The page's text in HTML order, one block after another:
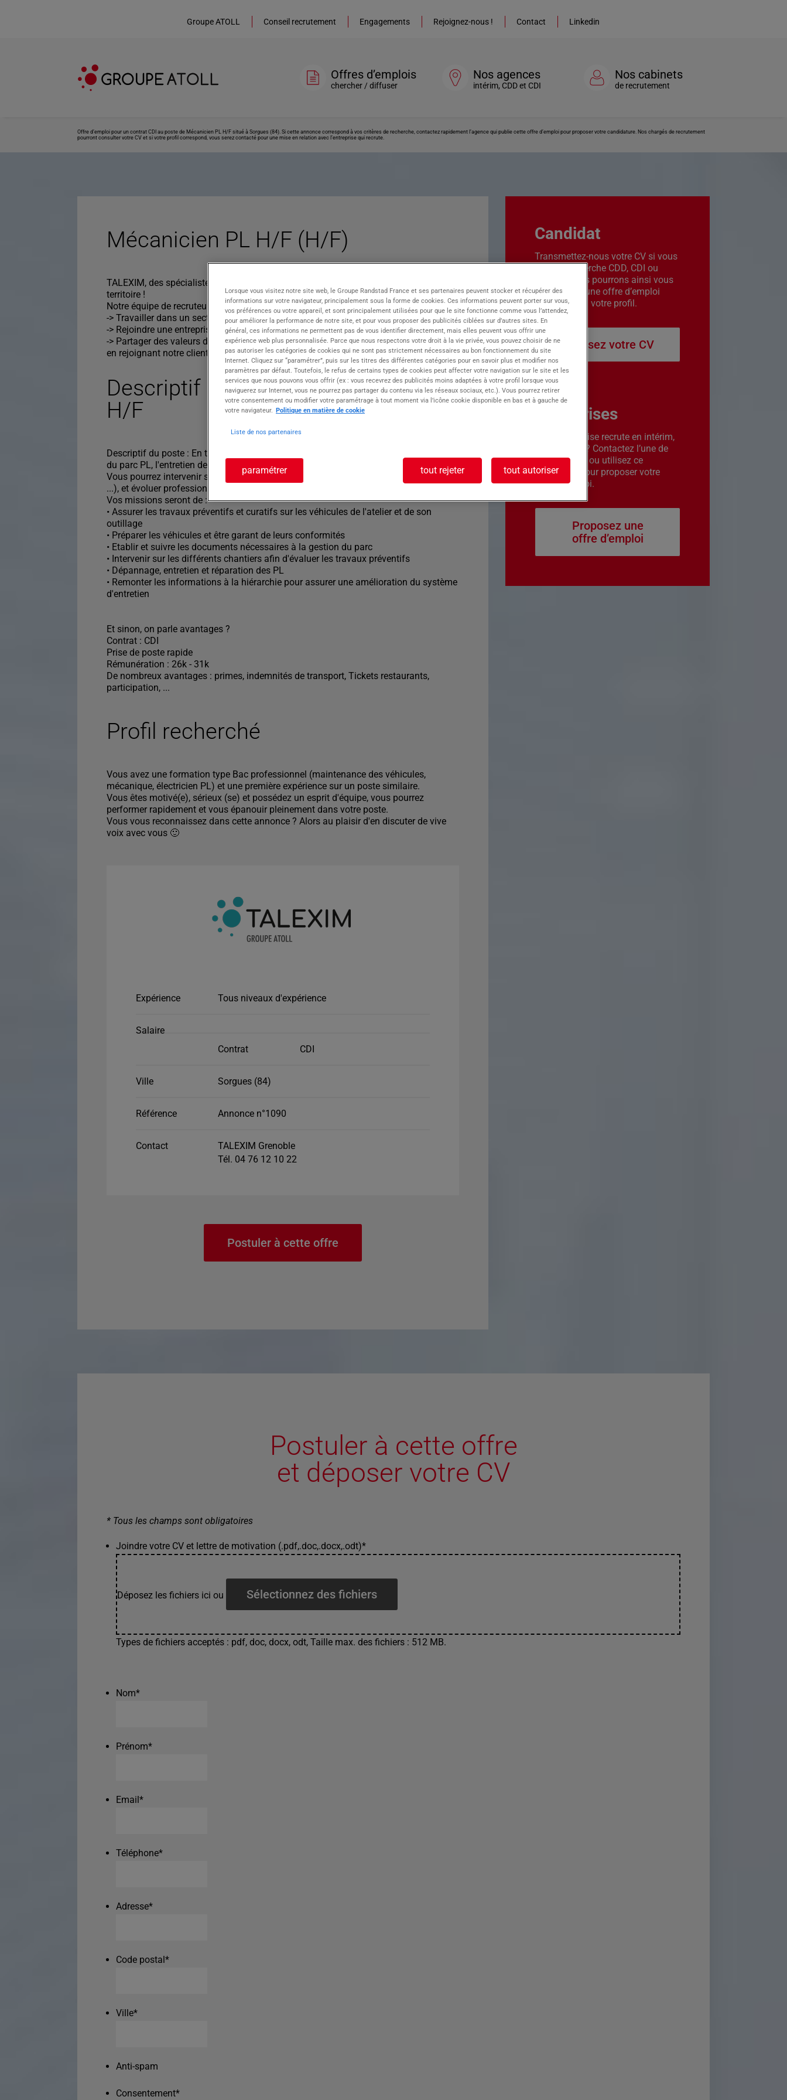
Groupe ATOLL Conseil recrutement Engagements Rejoignez-nous ! Contact Linkedin
Offres d’emplois
chercher / diffuser
Nos agences
intérim, CDD et CDI
Nos cabinets
de recrutement
Offre d’emploi pour un contrat CDI au poste de Mécanicien PL H/F situé à Sorgues (84). Si cette annonce correspond à vos critères de recherche, contactez rapidement l’agence qui publie cette offre d’emploi pour proposer votre candidature. Nos chargés de recrutement
pourront consulter votre CV et si votre profil correspond, vous serez contacté pour une mise en relation avec l’entreprise qui recrute.
Mécanicien PL H/F (H/F)
TALEXIM, des spécialistes du recrutement engagés auprès des entreprises de leur
territoire !
Notre équipe de recruteurs vous propose de :
-> Travailler dans un secteur dynamique et en constante évolution
-> Rejoindre une entreprise qui favorise l'évolution professionnelle
-> Partager des valeurs d'entreprise fortes
en rejoignant notre client au poste de mécanicien PL - H/F basé à Sorgues.
Descriptif du poste : Mécanicien PL
H/F
Descriptif du poste : En tant que mécanicien PL H/F vous assurerez la maintenance
du parc PL, l'entretien des véhicules industriels et les réparations suite au diagnostic.
Vous pourrez intervenir sur différents types de motorisations (diesel, gaz, électrique,
...), et évoluer professionnellement au sein du centre de formation de la structure.
Vos missions seront de :
• Assurer les travaux préventifs et curatifs sur les véhicules de l'atelier et de son
outillage
• Préparer les véhicules et être garant de leurs conformités
• Etablir et suivre les documents nécessaires à la gestion du parc
• Intervenir sur les différents chantiers afin d'évaluer les travaux préventifs
• Dépannage, entretien et réparation des PL
• Remonter les informations à la hiérarchie pour assurer une amélioration du système
d'entretien
Et sinon, on parle avantages ?
Contrat : CDI
Prise de poste rapide
Rémunération : 26k - 31k
De nombreux avantages : primes, indemnités de transport, Tickets restaurants,
participation, ...
Profil recherché
Vous avez une formation type Bac professionnel (maintenance des véhicules,
mécanique, électricien PL) et une première expérience sur un poste similaire.
Vous êtes motivé(e), sérieux (se) et possédez un esprit d'équipe, vous pourrez
performer rapidement et vous épanouir pleinement dans votre poste.
Vous vous reconnaissez dans cette annonce ? Alors au plaisir d'en discuter de vive
voix avec vous 🙂
Expérience Tous niveaux d'expérience
Salaire
Contrat
CDI
Ville Sorgues (84)
Référence Annonce n°1090
Contact
TALEXIM Grenoble
Tél. 04 76 12 10 22
Postuler à cette offre
Candidat
Transmettez-nous votre CV si vous
êtes en recherche CDD, CDI ou
intérim. Nous pourrons ainsi vous
contacter si une offre d’emploi
correspond à votre profil.
Déposez votre CV
Entreprises
Votre entreprise recrute en intérim,
CDD ou CDI ? Contactez l’une de
nos agences ou utilisez ce
formulaire pour proposer votre
offre d’emploi.
Proposez une
offre d’emploi
Postuler à cette offre
et déposer votre CV
* Tous les champs sont obligatoires
Joindre votre CV et lettre de motivation (.pdf,.doc,.docx,.odt)*
Déposez les fichiers ici ou Sélectionnez des fichiers
Types de fichiers acceptés : pdf, doc, docx, odt, Taille max. des fichiers : 512 MB.
Nom*
Prénom*
Email*
Téléphone*
Adresse*
Code postal*
Ville*
Anti-spam
Consentement*
Lorsque vous visitez notre site web, le Groupe Randstad France et ses partenaires peuvent stocker et récupérer des
informations sur votre navigateur, principalement sous la forme de cookies. Ces informations peuvent porter sur vous,
vos préférences ou votre appareil, et sont principalement utilisées pour que le site fonctionne comme vous l’attendez,
pour améliorer la performance de notre site, et pour vous proposer des publicités ciblées sur d’autres sites. En
général, ces informations ne permettent pas de vous identifier directement, mais elles peuvent vous offrir une
expérience web plus personnalisée. Parce que nous respectons votre droit à la vie privée, vous pouvez choisir de ne
pas autoriser les catégories de cookies qui ne sont pas strictement nécessaires au bon fonctionnement du site
Internet. Cliquez sur “paramétrer”, puis sur les titres des différentes catégories pour en savoir plus et modifier nos
paramètres par défaut. Toutefois, le refus de certains types de cookies peut affecter votre navigation sur le site et les
services que nous pouvons vous offrir (ex : vous recevrez des publicités moins adaptées à votre profil lorsque vous
naviguerez sur Internet, vous ne pourrez pas partager du contenu via les réseaux sociaux, etc.). Vous pourrez retirer
votre consentement ou modifier votre paramétrage à tout moment via l’icône cookie disponible en bas et à gauche de
votre navigateur. Politique en matière de cookie
Liste de nos partenaires
paramétrer tout rejeter tout autoriser